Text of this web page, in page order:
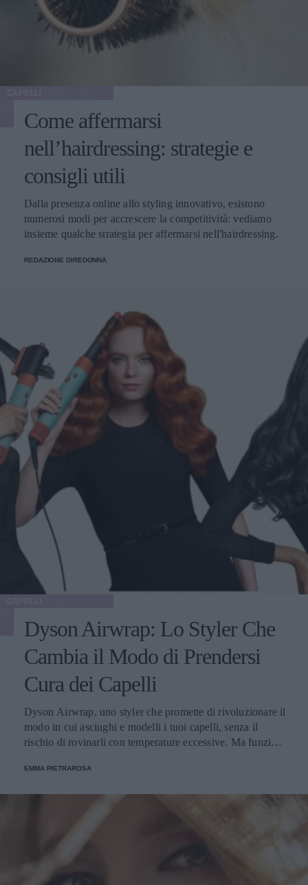
Come affermarsi
nell’hairdressing: strategie e
consigli utili
Dalla presenza online allo styling innovativo, esistono
numerosi modi per accrescere la competitività: vediamo
insieme qualche strategia per affermarsi nell'hairdressing.
REDAZIONE DIREDONNA
Dyson Airwrap: Lo Styler Che
Cambia il Modo di Prendersi
Cura dei Capelli
Dyson Airwrap, uno styler che promette di rivoluzionare il
modo in cui asciughi e modelli i tuoi capelli, senza il
rischio di rovinarli con temperature eccessive. Ma funziona
EMMA PIETRAROSA